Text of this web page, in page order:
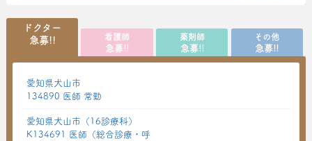
ドクター
急募!!
看護師
急募!!
薬剤師
急募!!
その他
急募!!
愛知県犬山市
134890 医師 常勤
愛知県犬山市（16診療科）
K134691 医師（総合診療・呼